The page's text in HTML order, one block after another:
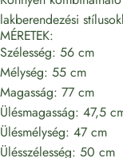
lakberendezési
MÉRETEK:
Szélesség: 56 cm
Mélység: 55 cm
Magasság: 77 cm
Ülésmagasság: 47,5
Ülésmélység: 47 cm
Ülésszélesség: 50 cm